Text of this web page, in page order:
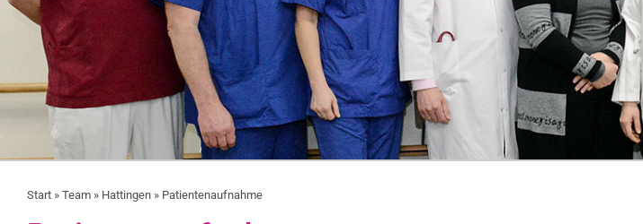
Start » Team » Hattingen » Patientenaufnahme